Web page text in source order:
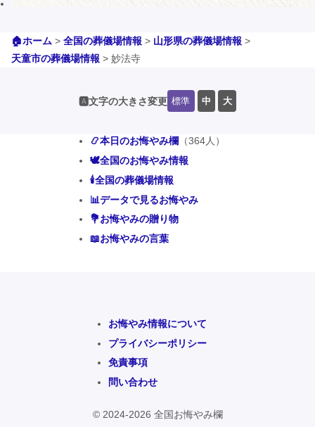
🏠ホーム > 全国の葬儀場情報 > 山形県の葬儀場情報 >
天童市の葬儀場情報 > 妙法寺
🅰️文字の大きさ変更 標準 中 大
📿本日のお悔やみ欄 （364人）
🕊️全国のお悔やみ情報
🕯️全国の葬儀場情報
📊データで見るお悔やみ
💐お悔やみの贈り物
📖お悔やみの言葉
お悔やみ情報について
プライバシーポリシー
免責事項
問い合わせ
© 2024-2026 全国お悔やみ欄